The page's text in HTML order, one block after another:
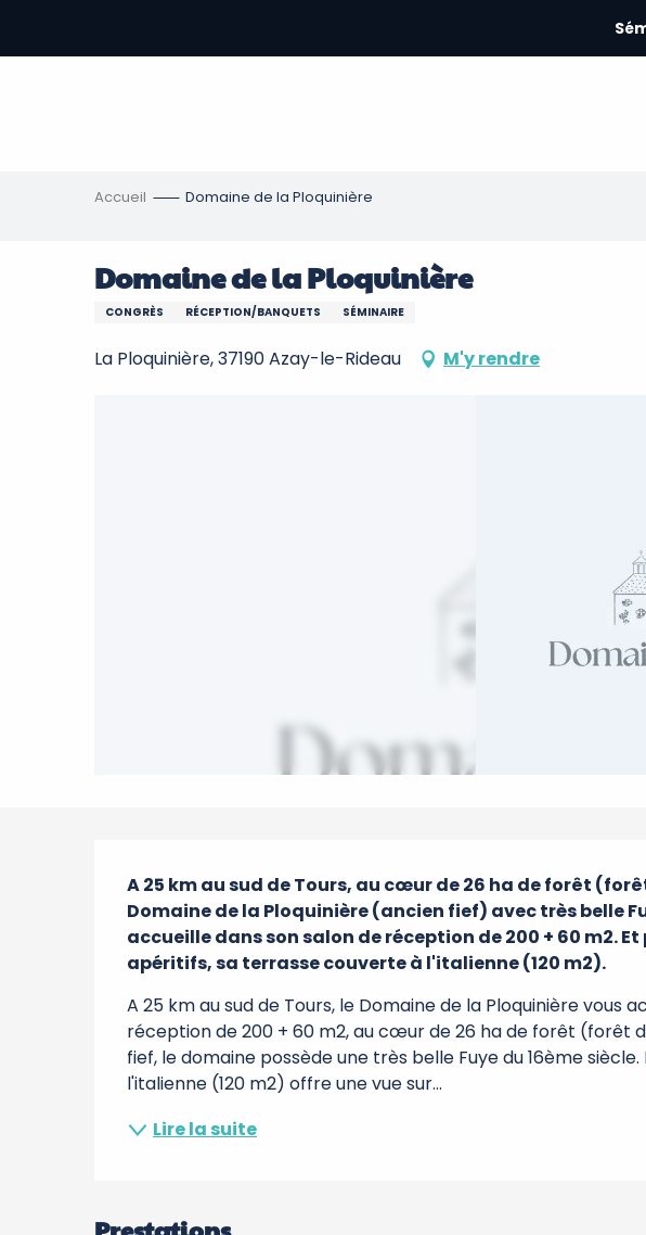
contenu
Accueil Domaine de la Ploquinière
Domaine de la Ploquinière
CONGRÈS RÉCEPTION/BANQUETS SÉMINAIRE
La Ploquinière, 37190 Azay-le-Rideau M'y rendre
Description
A 25 km au sud de Tours, au cœur de 26 ha de forêt
Domaine de la Ploquinière (ancien fief) avec très belle
accueille dans son salon de réception de 200 + 60 m2.
apéritifs, sa terrasse couverte à l'italienne (120 m2).
A 25 km au sud de Tours, le Domaine de la Ploquinière vous
réception de 200 + 60 m2, au cœur de 26 ha de forêt (forêt
fief, le domaine possède une très belle Fuye du 16ème
l'italienne (120 m2) offre une vue sur...
Lire la suite